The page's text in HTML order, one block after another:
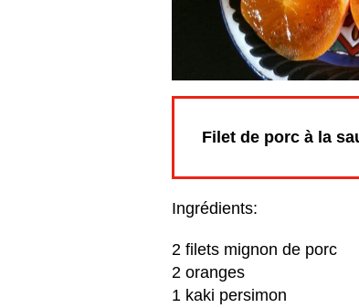
Filet de porc à la
Ingrédients:
2 filets mignon de porc
2 oranges
1 kaki persimon